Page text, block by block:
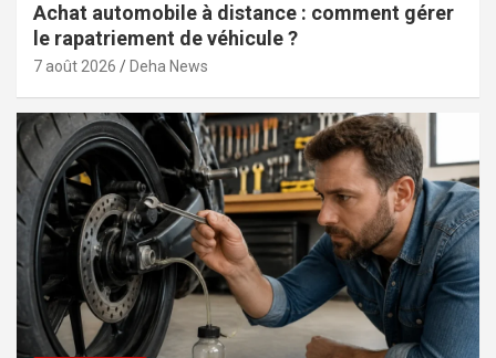
Achat automobile à distance : comment gérer
le rapatriement de véhicule ?
7 août 2026 Deha News